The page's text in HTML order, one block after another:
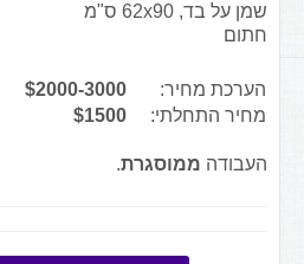
שמן על בד, 62x90 ס"מ
חתום
הערכת מחיר: $2000-3000
מחיר התחלתי:
$1500
העבודה ממוסגרת.